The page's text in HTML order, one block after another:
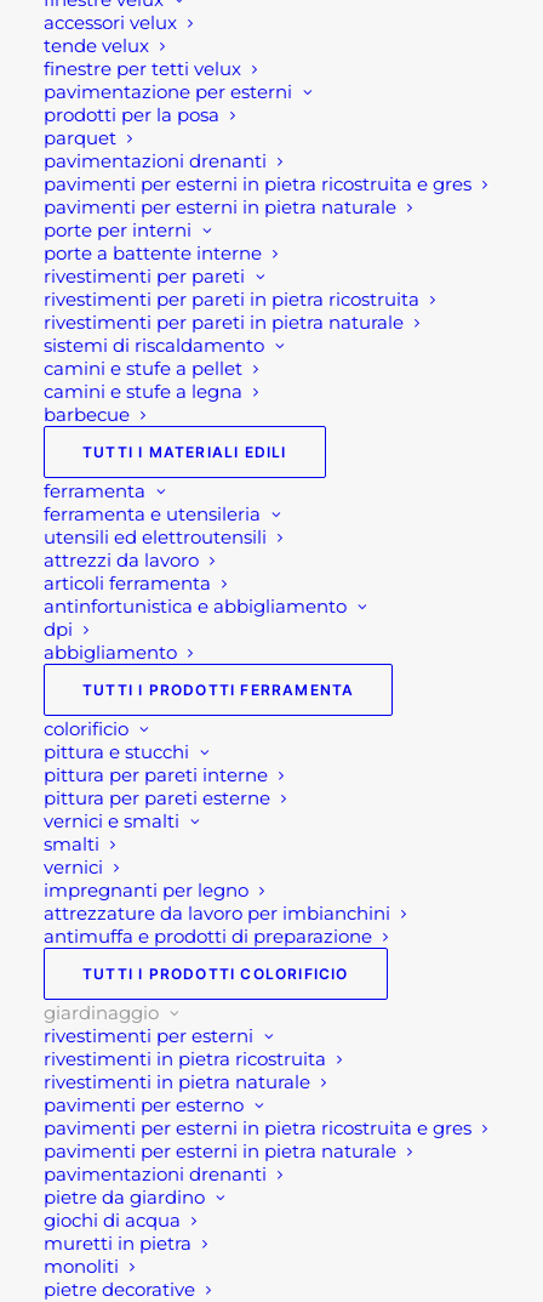
accessori velux
tende velux
finestre per tetti velux
pavimentazione per esterni
prodotti per la posa
parquet
pavimentazioni drenanti
pavimenti per esterni in pietra ricostruita e gres
pavimenti per esterni in pietra naturale
porte per interni
porte a battente interne
rivestimenti per pareti
rivestimenti per pareti in pietra ricostruita
rivestimenti per pareti in pietra naturale
sistemi di riscaldamento
camini e stufe a pellet
camini e stufe a legna
barbecue
TUTTI I MATERIALI EDILI
ferramenta
ferramenta e utensileria
utensili ed elettroutensili
attrezzi da lavoro
articoli ferramenta
antinfortunistica e abbigliamento
dpi
abbigliamento
TUTTI I PRODOTTI FERRAMENTA
colorificio
pittura e stucchi
pittura per pareti interne
pittura per pareti esterne
vernici e smalti
smalti
vernici
impregnanti per legno
attrezzature da lavoro per imbianchini
antimuffa e prodotti di preparazione
TUTTI I PRODOTTI COLORIFICIO
giardinaggio
rivestimenti per esterni
rivestimenti in pietra ricostruita
rivestimenti in pietra naturale
pavimenti per esterno
pavimenti per esterni in pietra ricostruita e gres
pavimenti per esterni in pietra naturale
pavimentazioni drenanti
pietre da giardino
giochi di acqua
muretti in pietra
monoliti
pietre decorative
Allungabile con Prolunga
Prolunga da 60 cm
struttura in acciaio verniciato piano in gres effetto
legno
Resistente ai raggi UV- ed agenti atmosferici
COLORE : Taupe (marrone talpa) o antracite
DIMENSIONI: 205/265x105x75 h cm
Se per qualsiasi ragione non riuscissi a
completare l’ordine o avessi dei dubbi prima di
effettuare il pagamento contattaci dalle 09 alle 12
e dalle 14 alle 17, ti offriremo tutto il supporto
necessario per aiutarti nella procedura di
acquisto!
Oppure scrivi una mail a
shop@rotacommerciale.it
Colore
TAVOLO
ALLUNGABILE
DA
ESTERNO
LAS
VEGAS
quantità
AGGIUNGI AL CARRELLO
SKU
GAR02TVLV
Categorie
DA GIARDINO
Descrizione
Tavolo da esterno allungabile
moderno Las Vegas
Tavolo da esterno allungabile moderno modello